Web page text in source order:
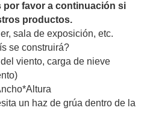
por favor a continuación si
productos.
sala de exposición, etc.
se construirá?
viento, carga de nieve
un haz de grúa dentro de la